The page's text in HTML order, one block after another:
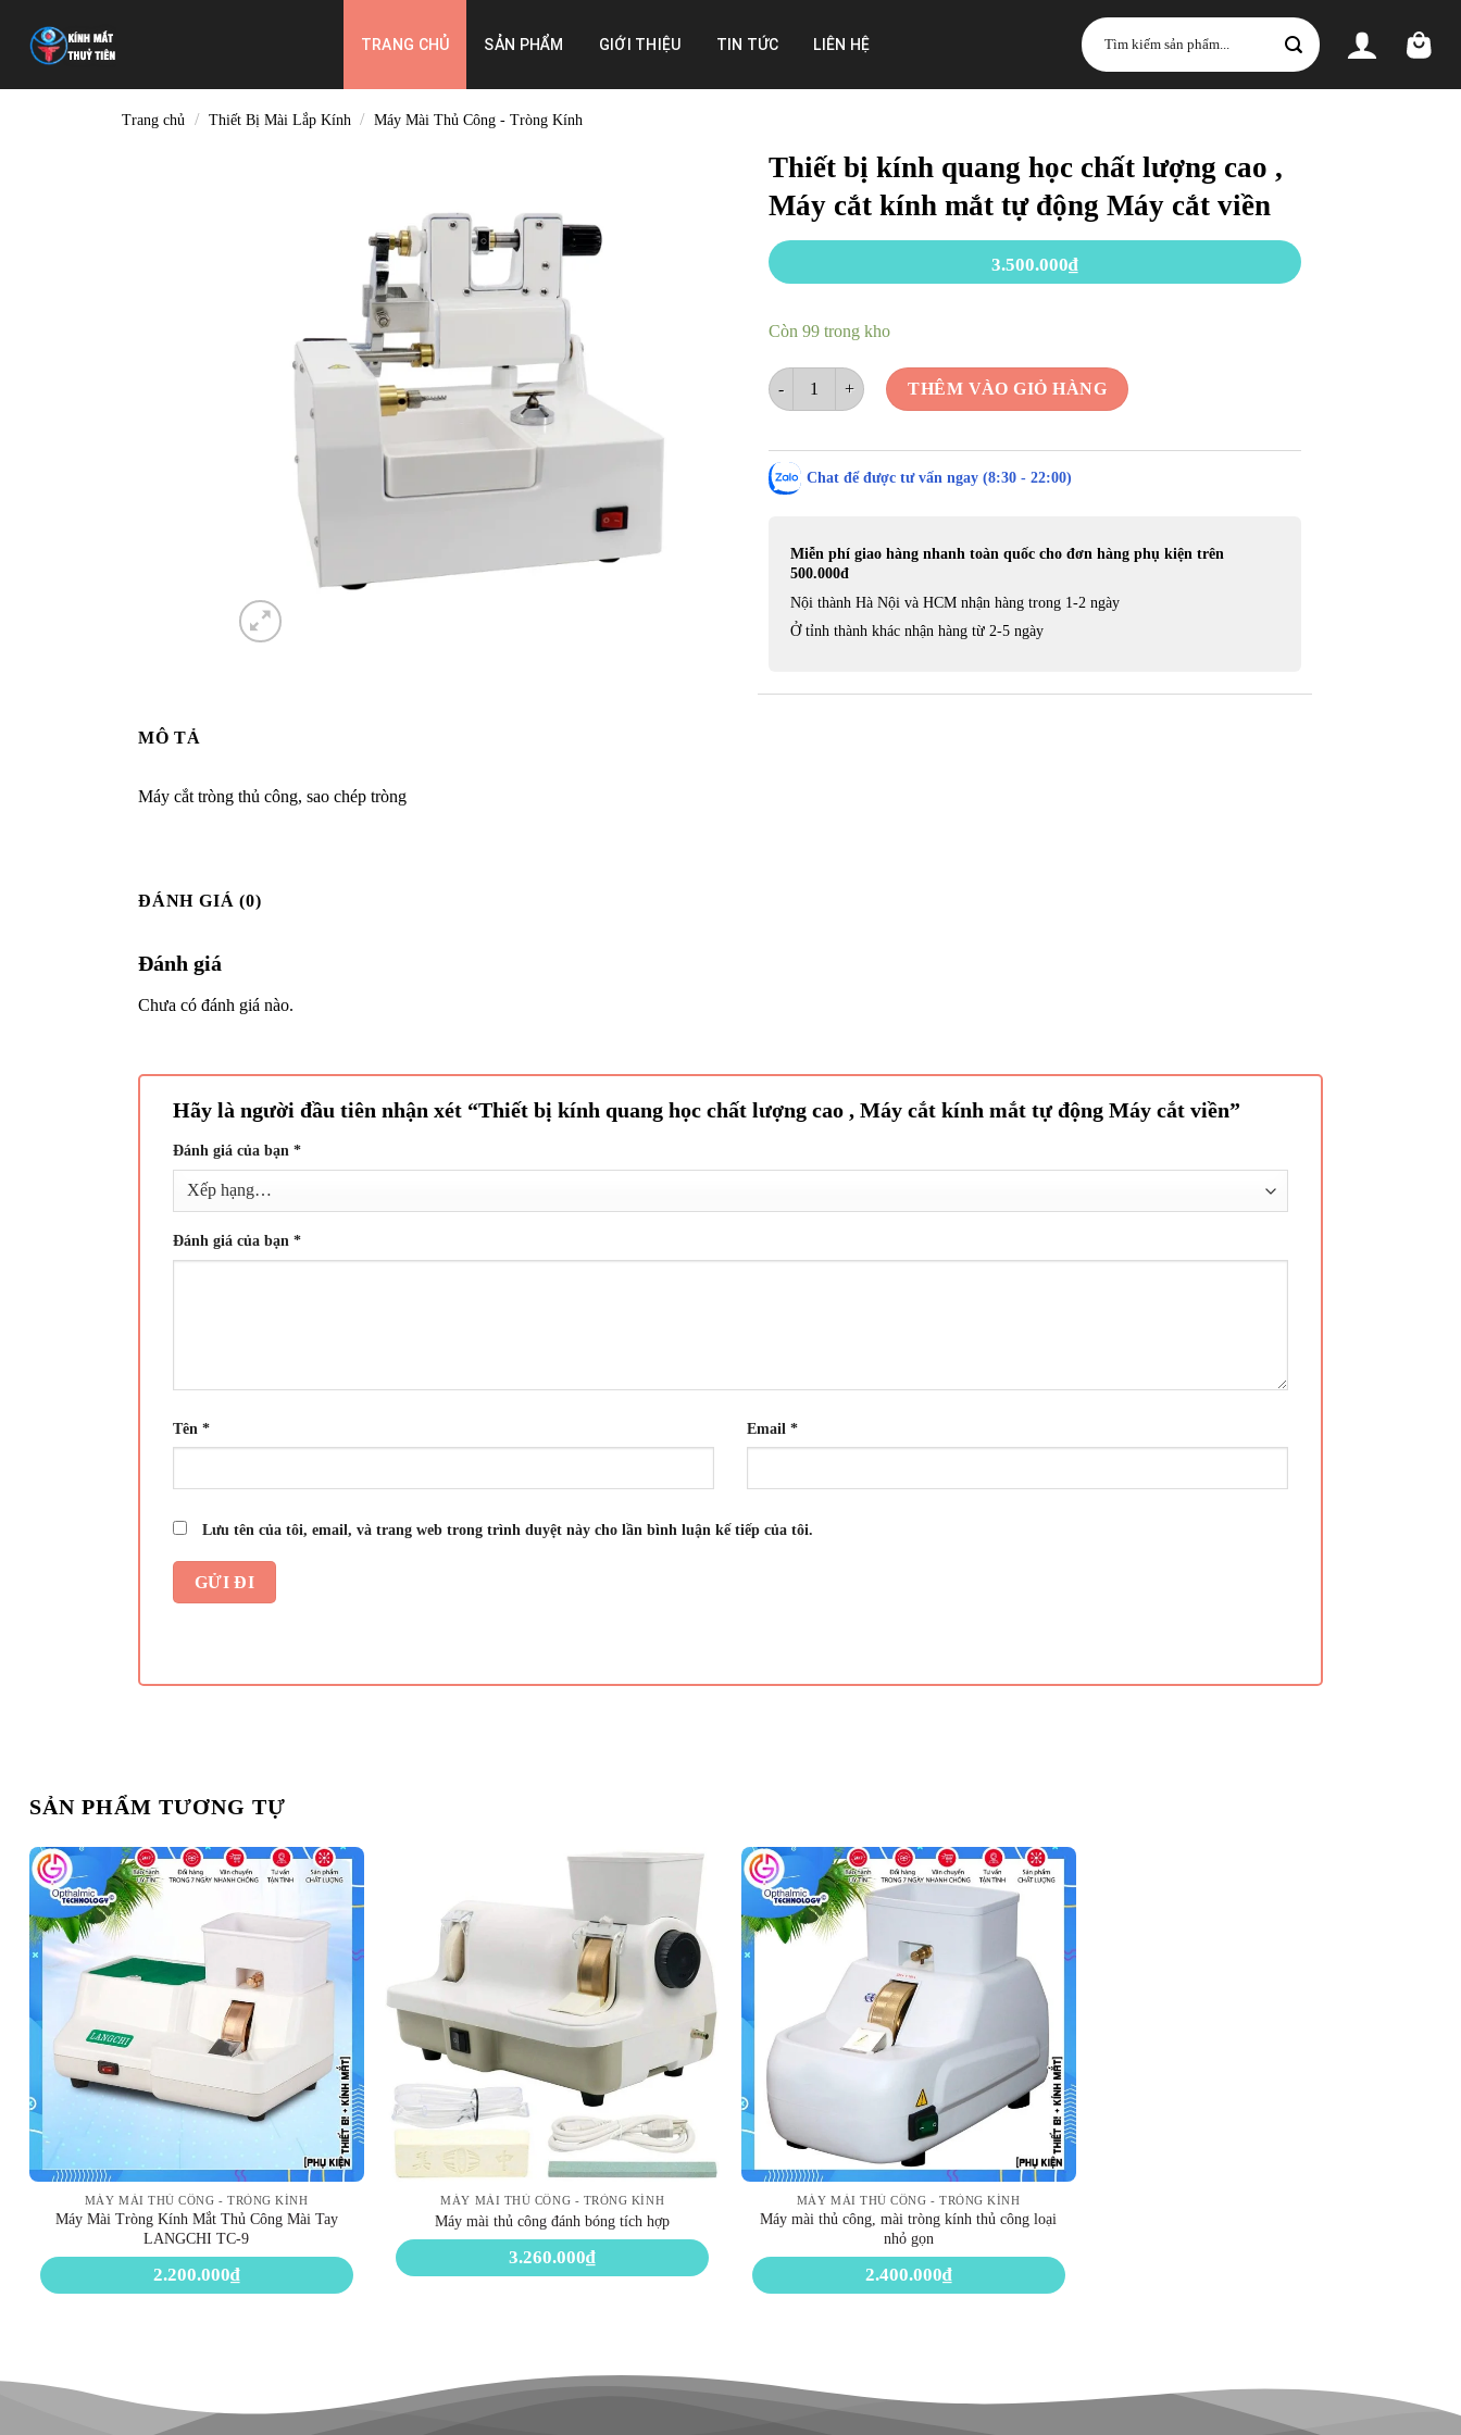
content
TRANG CHỦ SẢN PHẨM GIỚI THIỆU TIN TỨC LIÊN HỆ
Tìm
kiếm:
Trang chủ / Thiết Bị Mài Lắp Kính / Máy Mài Thủ Công - Tròng Kính
Thiết bị kính quang học chất lượng cao ,
Máy cắt kính mắt tự động Máy cắt viền
3.500.000₫
Còn 99 trong kho
Thiết bị kính quang học chất lượng cao , Máy cắt kính mắt tự động Máy cắt viền số lượng
THÊM VÀO GIỎ HÀNG
Chat để được tư vấn ngay (8:30 - 22:00)
Miễn phí giao hàng nhanh toàn quốc cho đơn hàng phụ kiện trên
500.000đ
Nội thành Hà Nội và HCM nhận hàng trong 1-2 ngày
Ở tỉnh thành khác nhận hàng từ 2-5 ngày
MÔ TẢ
Máy cắt tròng thủ công, sao chép tròng
ĐÁNH GIÁ (0)
Đánh giá
Chưa có đánh giá nào.
Hãy là người đầu tiên nhận xét “Thiết bị kính quang học chất lượng cao , Máy cắt kính mắt tự động Máy cắt viền”
Đánh giá của bạn *
Đánh giá của bạn *
Tên * Email *
Lưu tên của tôi, email, và trang web trong trình duyệt này cho lần bình luận kế tiếp của tôi.
SẢN PHẨM TƯƠNG TỰ
MÁY MÀI THỦ CÔNG - TRÒNG KÍNH
Máy Mài Tròng Kính Mắt Thủ Công Mài Tay
LANGCHI TC-9
2.200.000₫
MÁY MÀI THỦ CÔNG - TRÒNG KÍNH
Máy mài thủ công đánh bóng tích hợp
3.260.000₫
MÁY MÀI THỦ CÔNG - TRÒNG KÍNH
Máy mài thủ công, mài tròng kính thủ công loại
nhỏ gọn
2.400.000₫